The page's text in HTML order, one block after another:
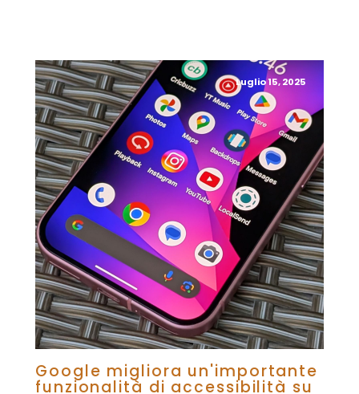
Luglio 15, 2025
Google migliora un'importante
funzionalità di accessibilità su